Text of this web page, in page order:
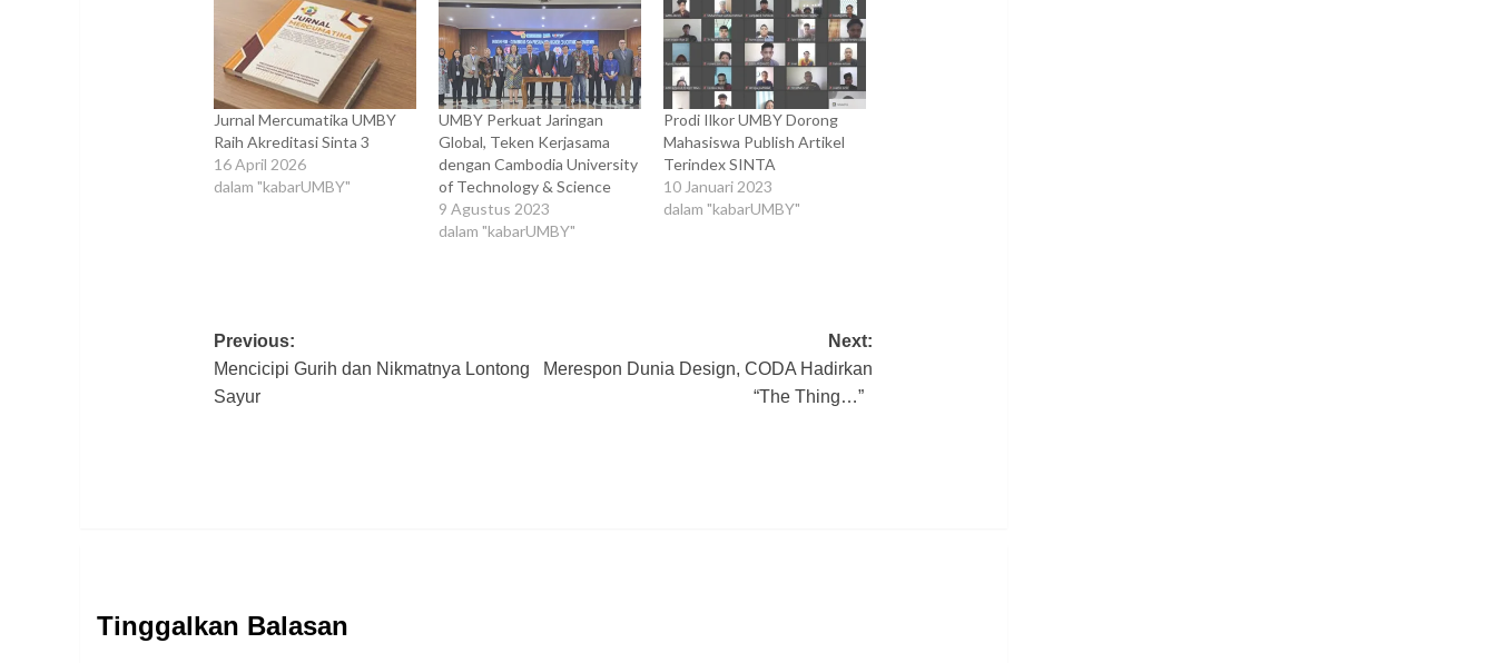
Jurnal Mercumatika UMBY
Raih Akreditasi Sinta 3
16 April 2026
dalam "kabarUMBY"
UMBY Perkuat Jaringan
Global, Teken Kerjasama
dengan Cambodia University
of Technology & Science
9 Agustus 2023
dalam "kabarUMBY"
Prodi Ilkor UMBY Dorong
Mahasiswa Publish Artikel
Terindex SINTA
10 Januari 2023
dalam "kabarUMBY"
Post
navigation
Previous:
Mencicipi Gurih dan Nikmatnya Lontong
Sayur
Next:
Merespon Dunia Design, CODA Hadirkan
“The Thing…”
Tinggalkan Balasan